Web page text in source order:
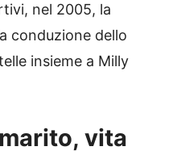
nel 2005, la
conduzione dello
insieme a Milly
vita